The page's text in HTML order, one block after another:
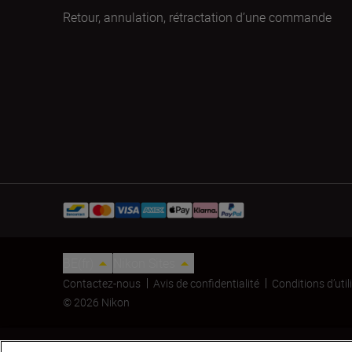
Retour, annulation, rétractation d’une commande
Contactez-nous Avis de confidentialité Conditions
© 2026 Nikon